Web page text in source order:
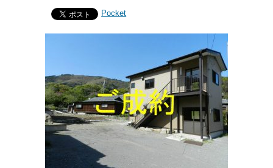
Pocket